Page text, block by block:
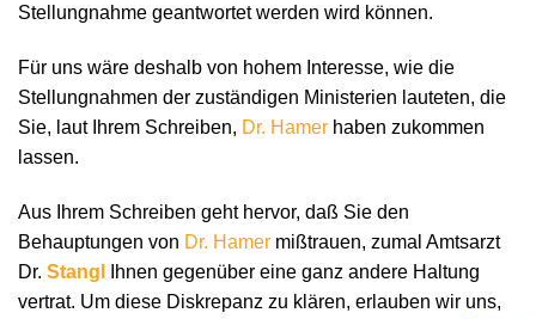
Stellungnahme geantwortet werden wird können.
Für uns wäre deshalb von hohem Interesse, wie die
Stellungnahmen der zuständigen Ministerien lauteten, die
Sie, laut Ihrem Schreiben, Dr. Hamer haben zukommen
lassen.
Aus Ihrem Schreiben geht hervor, daß Sie den
Behauptungen von Dr. Hamer mißtrauen, zumal Amtsarzt
Dr. Stangl
Ihnen gegenüber eine ganz andere Haltung
vertrat. Um diese Diskrepanz zu klären, erlauben wir uns,